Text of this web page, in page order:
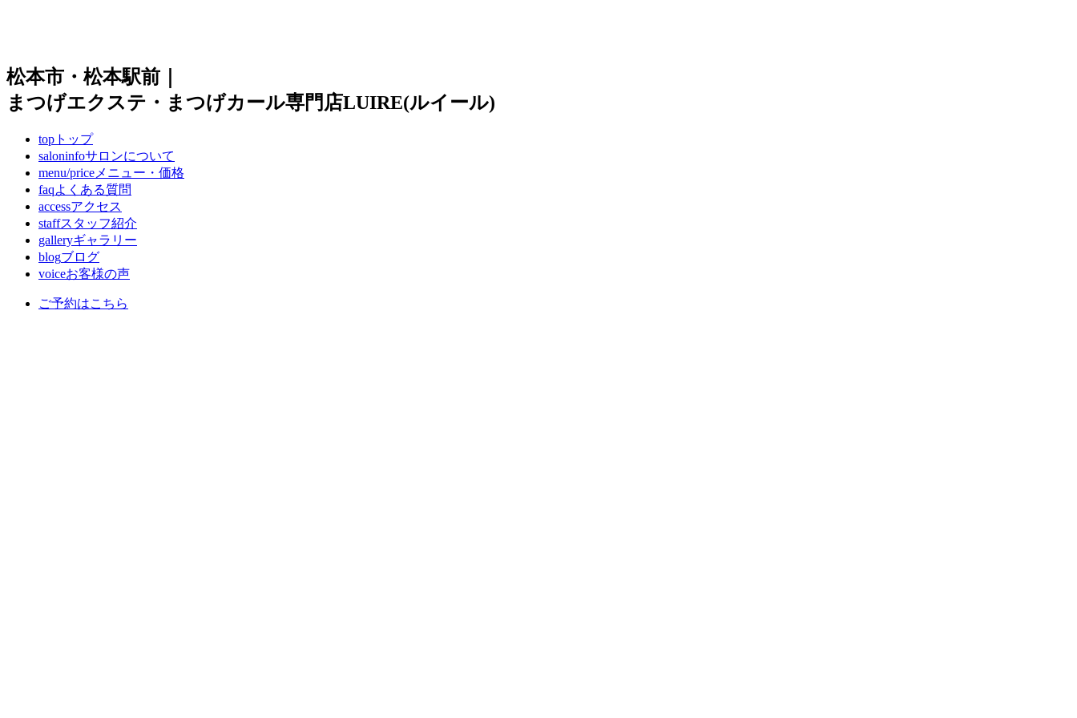
松本市・松本駅前｜
まつげエクステ・まつげカール専門店LUIRE(ルイール)
top トップ
saloninfoサロンについて
menu/price メニュー・価格
faqよくある質問
accessアクセス
staffスタッフ紹介
galleryギャラリー
blogブログ
voiceお客様の声
ご予約はこちら